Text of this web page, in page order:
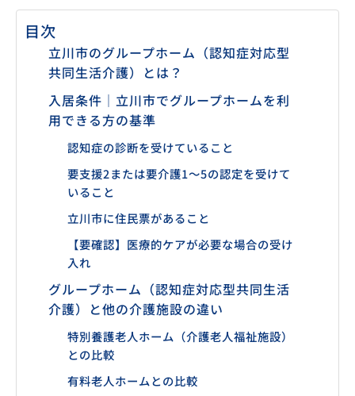
目次
立川市のグループホーム（認知症対応型
共同生活介護）とは？
入居条件｜立川市でグループホームを利
用できる方の基準
認知症の診断を受けていること
要支援2または要介護1〜5の認定を受けて
いること
立川市に住民票があること
【要確認】医療的ケアが必要な場合の受け
入れ
グループホーム（認知症対応型共同生活
介護）と他の介護施設の違い
特別養護老人ホーム（介護老人福祉施設）
との比較
有料老人ホームとの比較